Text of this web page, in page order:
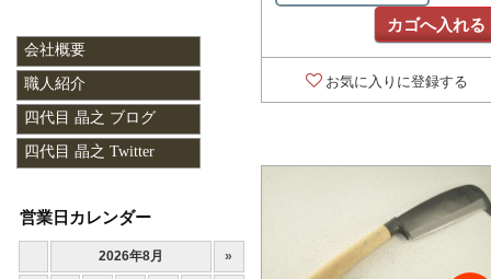
カゴへ入れる
お気に入りに登録する
会社概要
職人紹介
四代目 晶之 ブログ
四代目 晶之 Twitter
営業日カレンダー